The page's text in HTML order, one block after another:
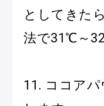
としてきた
法で31℃～
11. ココア